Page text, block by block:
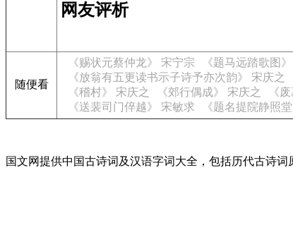
网友评析
随便看
《赐状元蔡仲龙》 宋宁宗 《题马远踏歌图
《放翁有五更读书示子诗予亦次韵》 宋庆之
《稽村》 宋庆之
《郊行偶成》 宋庆之 《
《送裴司门倅越》 宋敏求
《题名提院静照
国文网提供中国古诗词及汉语字词大全，包括历代古诗